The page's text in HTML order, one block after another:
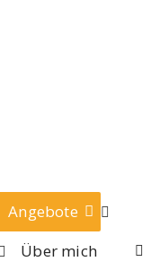
Angebote
Über mich